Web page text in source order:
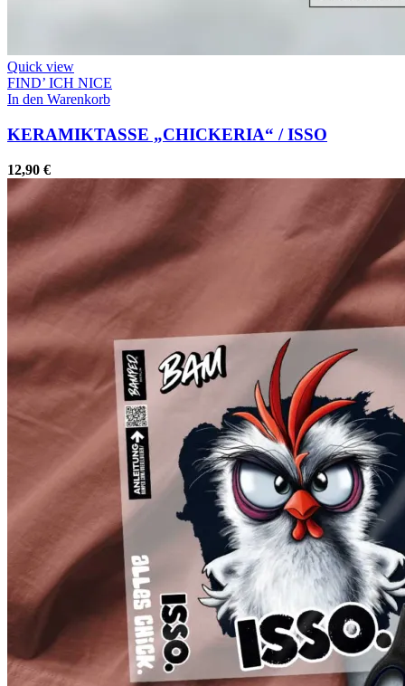
Quick view
FIND’ ICH NICE
In den Warenkorb
KERAMIKTASSE „CHICKERIA“ / ISSO
12,90 €